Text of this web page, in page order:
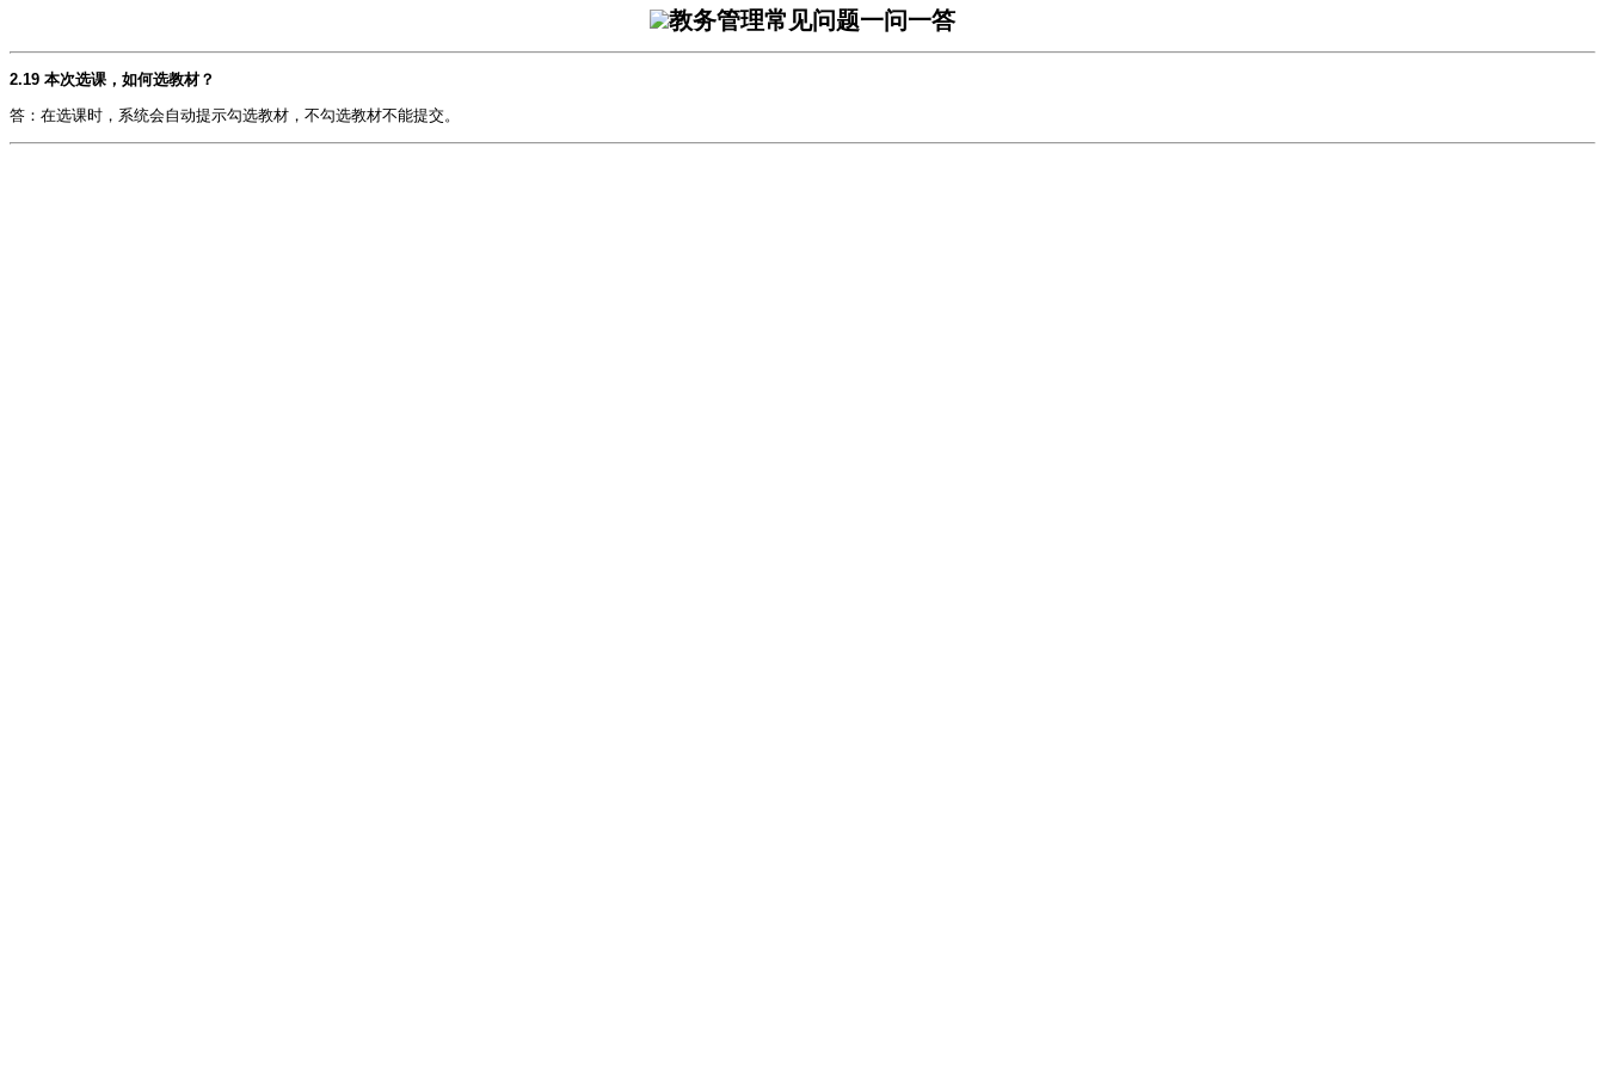
教务管理常见问题一问一答
2.19 本次选课，如何选教材？
答：在选课时，系统会自动提示勾选教材，不勾选教材不能提交。